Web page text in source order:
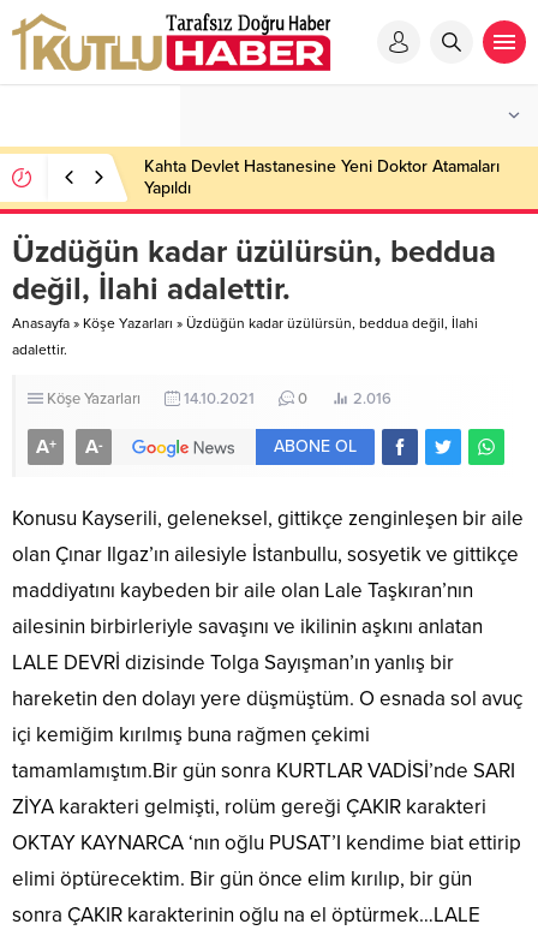
Kahta Devlet Hastanesine Yeni Doktor Atamaları
Yapıldı
Üzdüğün kadar üzülürsün, beddua
değil, İlahi adalettir.
Anasayfa » Köşe Yazarları » Üzdüğün kadar üzülürsün, beddua değil, İlahi
adalettir.
Köşe Yazarları 14.10.2021 0 2.016
A+ A- ABONE OL
Konusu Kayserili, geleneksel, gittikçe zenginleşen bir aile
olan Çınar Ilgaz’ın ailesiyle İstanbullu, sosyetik ve gittikçe
maddiyatını kaybeden bir aile olan Lale Taşkıran’nın
ailesinin birbirleriyle savaşını ve ikilinin aşkını anlatan
LALE DEVRİ dizisinde Tolga Sayışman’ın yanlış bir
hareketin den dolayı yere düşmüştüm. O esnada sol avuç
içi kemiğim kırılmış buna rağmen çekimi
tamamlamıştım.Bir gün sonra KURTLAR VADİSİ’nde SARI
ZİYA karakteri gelmişti, rolüm gereği ÇAKIR karakteri
OKTAY KAYNARCA ‘nın oğlu PUSAT’I kendime biat ettirip
elimi öptürecektim. Bir gün önce elim kırılıp, bir gün
sonra ÇAKIR karakterinin oğlu na el öptürmek…LALE